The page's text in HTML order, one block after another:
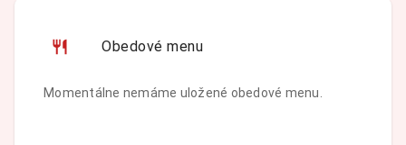
Obedové menu
Momentálne nemáme uložené obedové menu.